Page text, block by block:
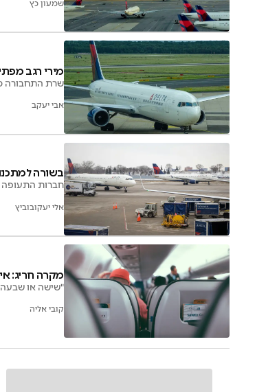
שמעון כץ
מירי רגב
שרת התחבורה
אבי יעקב
בשורה
חברות התעופה
אלי יעקובוביץ
מקרה חריג:
"שישה או שבעה
קובי אליה